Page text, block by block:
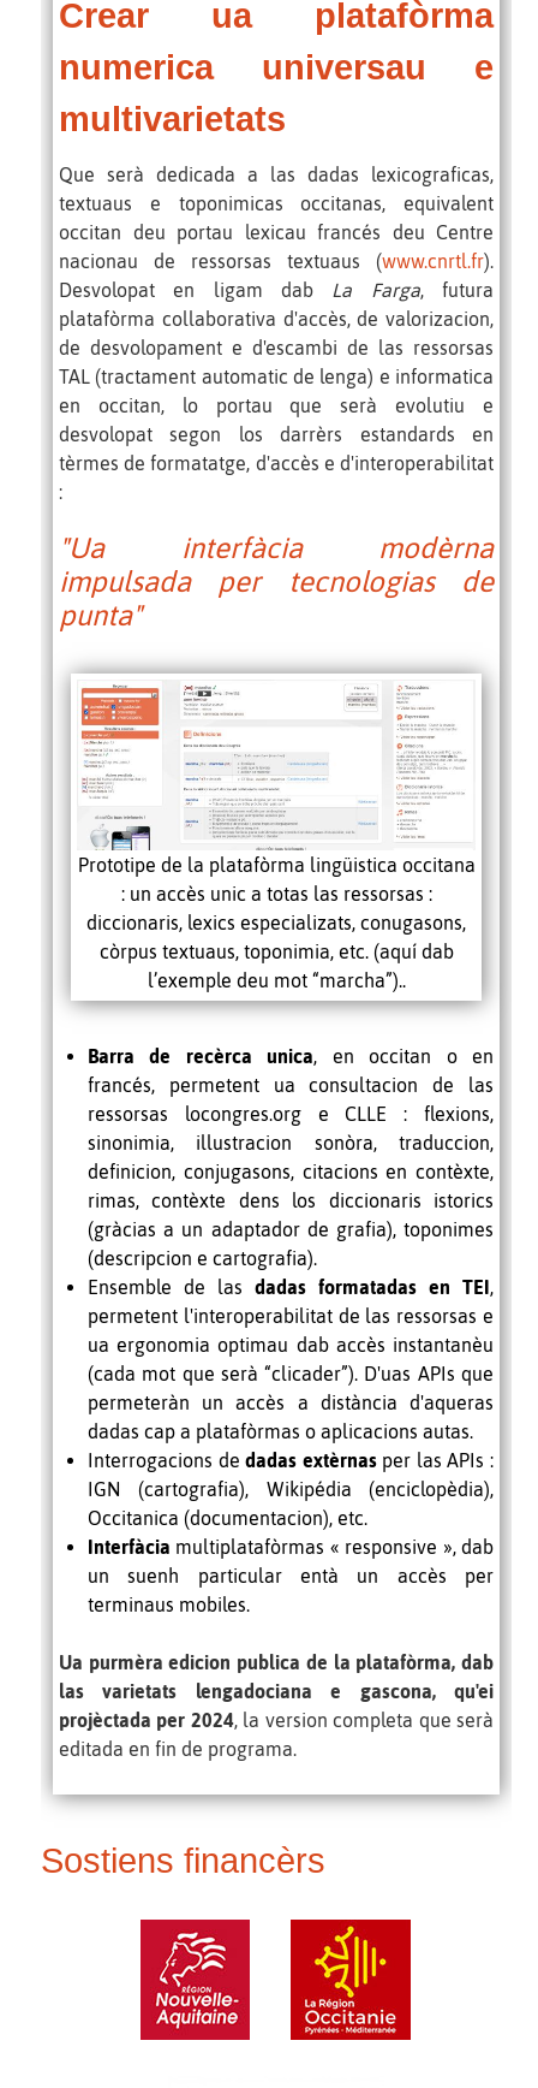
Crear ua platafòrma
numerica universau e
multivarietats
Que serà dedicada a las dadas lexicograficas,
textuaus e toponimicas occitanas, equivalent
occitan deu portau lexicau francés deu Centre
nacionau de ressorsas textuaus (www.cnrtl.fr).
Desvolopat en ligam dab
La Farga, futura
platafòrma collaborativa d'accès, de valorizacion,
de desvolopament e d'escambi de las ressorsas
TAL (tractament automatic de lenga) e informatica
en occitan, lo portau que serà evolutiu e
desvolopat segon los darrèrs estandards en
tèrmes de formatatge, d'accès e d'interoperabilitat
:
"Ua interfàcia modèrna
impulsada per tecnologias de
punta"
Prototipe de la platafòrma lingüistica occitana
: un accès unic a totas las ressorsas :
diccionaris, lexics especializats, conugasons,
còrpus textuaus, toponimia, etc. (aquí dab
l’exemple deu mot “marcha”)..
Barra de recèrca unica, en occitan o en
francés, permetent ua consultacion de las
ressorsas locongres.org e CLLE : flexions,
sinonimia, illustracion sonòra, traduccion,
definicion, conjugasons, citacions en contèxte,
rimas, contèxte dens los diccionaris istorics
(gràcias a un adaptador de grafia), toponimes
(descripcion e cartografia).
Ensemble de las
dadas formatadas en TEI,
permetent l'interoperabilitat de las ressorsas e
ua ergonomia optimau dab accès instantanèu
(cada mot que serà “clicader”). D'uas APIs que
permeteràn un accès a distància d'aqueras
dadas cap a platafòrmas o aplicacions autas.
Interrogacions de dadas extèrnas per las APIs :
IGN (cartografia), Wikipédia (enciclopèdia),
Occitanica (documentacion), etc.
Interfàcia multiplatafòrmas « responsive », dab
un suenh particular entà un accès per
terminaus mobiles.
Ua purmèra edicion publica de la platafòrma, dab
las varietats lengadociana e gascona, qu'ei
projèctada per 2024, la version completa que serà
editada en fin de programa.
Sostiens financèrs